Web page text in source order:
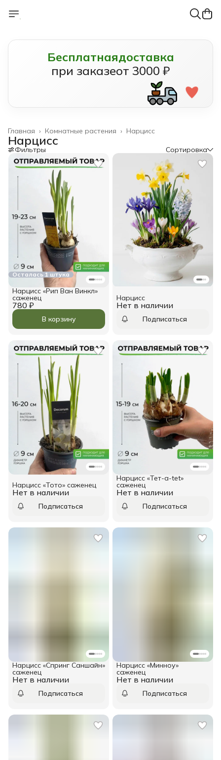
Бесплатнаядоставка
при заказеот 3000 ₽
Нарцисс
Комнатные растения ›
Главная ›
Нарцисс
Фильтры Сортировка
Осталась 1 штука
780 ₽
Нарцисс «Рип Ван Винкл»
саженец
В корзину
Нет в наличии
Нарцисс
Подписаться
Нет в наличии
Нарцисс «Тото» саженец
Подписаться
Нет в наличии
Нарцисс «Тет-а-tet»
саженец
Подписаться
Нет в наличии
Нарцисс «Спринг Саншайн»
саженец
Подписаться
Нет в наличии
Нарцисс «Минноу»
саженец
Подписаться